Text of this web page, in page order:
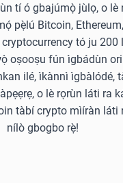
tí ó gbajúmọ̀ jùlọ, o lè
pẹ̀lú Bitcoin,
tó ju 200
oṣooṣu fún ìgbádùn
ilé, ìkànnì ìgbàlódé,
o lè rọrùn láti ra
tàbí crypto mìíràn láti
nílò gbogbo rẹ̀!